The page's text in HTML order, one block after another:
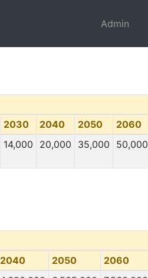
Admin
2030 2040 2050
2060
14,000 20,000 35,000 50,000
2040 2050
2060